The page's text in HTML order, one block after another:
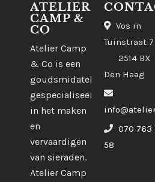
ATELIER
CAMP &
CO
Atelier Camp
& Co is een
goudsmidatelier
gespecialiseerd
in het maken
en
vervaardigen
van sieraden.
Atelier Camp
Vos in
Tuinstraat 7
2514 BX
Den Haag
070 763
58